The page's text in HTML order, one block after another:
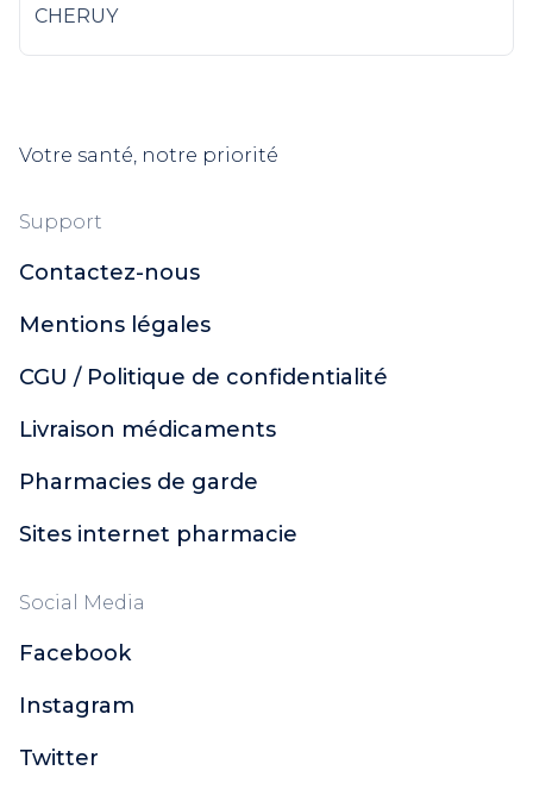
CHERUY
Votre santé, notre priorité
Support
Contactez-nous
Mentions légales
CGU / Politique de confidentialité
Livraison médicaments
Pharmacies de garde
Sites internet pharmacie
Social Media
Facebook
Instagram
Twitter